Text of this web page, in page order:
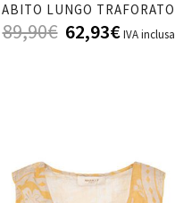
ABITO LUNGO TRAFORATO
89,90€ 62,93€ IVA inclusa